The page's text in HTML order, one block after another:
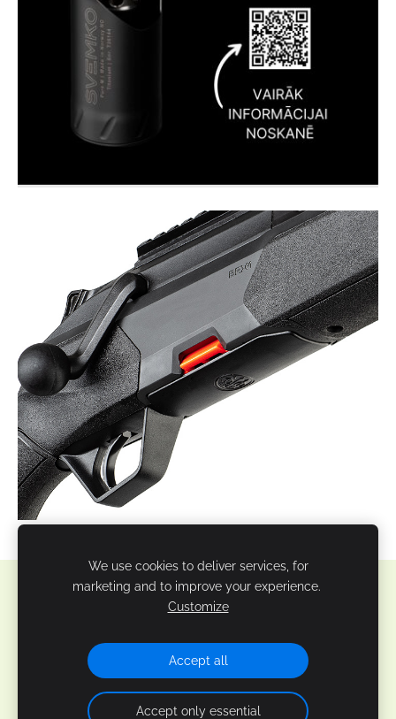
Sīkdatnes
Veidots arMozello- labo mājas lapu ģeneratoru.
We use cookies to deliver services, for
marketing and to improve your experience.
Customize
Accept all
Accept only essential